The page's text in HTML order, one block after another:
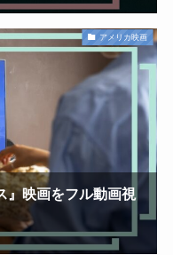
アメリカ映画
』映画をフル動画視